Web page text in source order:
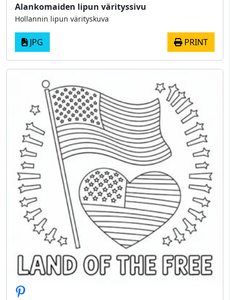
Alankomaiden lipun värityssivu
Hollannin lipun värityskuva
JPG PRINT